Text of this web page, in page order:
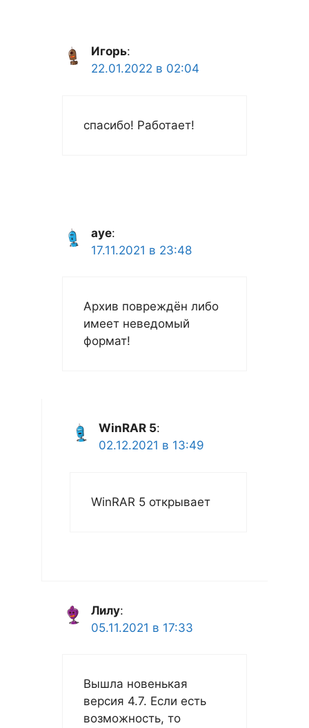
Игорь:
22.01.2022 в 02:04
спасибо! Работает!
ауе:
17.11.2021 в 23:48
Архив повреждён либо
имеет неведомый
формат!
WinRAR 5:
02.12.2021 в 13:49
WinRAR 5 открывает
Лилу:
05.11.2021 в 17:33
Вышла новенькая
версия 4.7. Если есть
возможность, то